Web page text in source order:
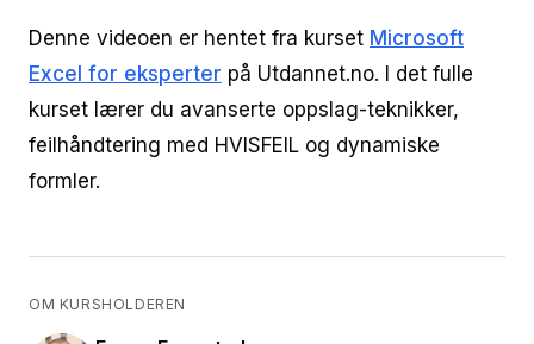
Denne videoen er hentet fra kurset Microsoft
Excel for eksperter på Utdannet.no. I det fulle
kurset lærer du avanserte oppslag-teknikker,
feilhåndtering med HVISFEIL og dynamiske
formler.
OM KURSHOLDEREN